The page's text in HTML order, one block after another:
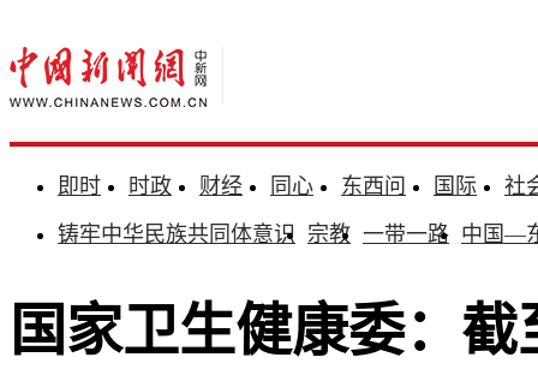
即时 时政 财经 同心 东西问 国际
社
铸牢中华民族共同体意识 宗教 一带一路 中国—
国家卫生健康委：